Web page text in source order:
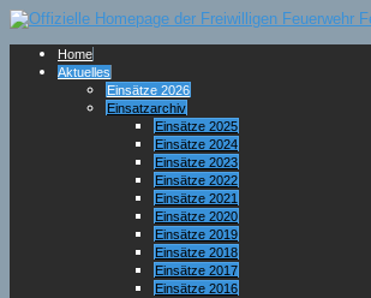
Home
Aktuelles
Einsätze 2026
Einsatzarchiv
Einsätze 2025
Einsätze 2024
Einsätze 2023
Einsätze 2022
Einsätze 2021
Einsätze 2020
Einsätze 2019
Einsätze 2018
Einsätze 2017
Einsätze 2016